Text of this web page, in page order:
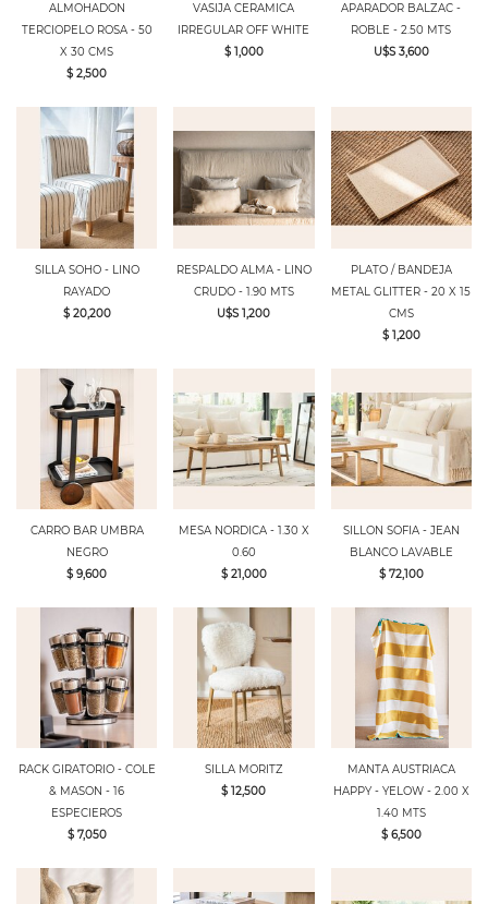
ALMOHADON
TERCIOPELO ROSA - 50
X 30 CMS
$ 2,500
VASIJA CERAMICA
IRREGULAR OFF WHITE
$ 1,000
APARADOR BALZAC -
ROBLE - 2.50 MTS
U$S 3,600
SILLA SOHO - LINO
RAYADO
$ 20,200
RESPALDO ALMA - LINO
CRUDO - 1.90 MTS
U$S 1,200
PLATO / BANDEJA
METAL GLITTER - 20 X 15
CMS
$ 1,200
CARRO BAR UMBRA
NEGRO
$ 9,600
MESA NORDICA - 1.30 X
0.60
$ 21,000
SILLON SOFIA - JEAN
BLANCO LAVABLE
$ 72,100
RACK GIRATORIO - COLE
& MASON - 16
ESPECIEROS
$ 7,050
SILLA MORITZ
$ 12,500
MANTA AUSTRIACA
HAPPY - YELOW - 2.00 X
1.40 MTS
$ 6,500